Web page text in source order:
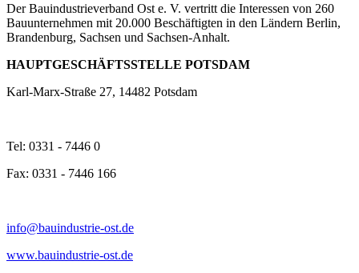
Der Bauindustrieverband Ost e. V. vertritt die Interessen von 260
Bauunternehmen mit 20.000 Beschäftigten in den Ländern Berlin,
Brandenburg, Sachsen und Sachsen-Anhalt.
HAUPTGESCHÄFTSSTELLE POTSDAM
Karl-Marx-Straße 27, 14482 Potsdam
Tel: 0331 - 7446 0
Fax: 0331 - 7446 166
info@bauindustrie-ost.de
www.bauindustrie-ost.de